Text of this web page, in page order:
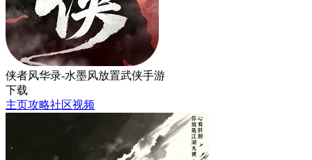
侠者风华录-水墨风放置武侠手游
下载
主页攻略社区视频